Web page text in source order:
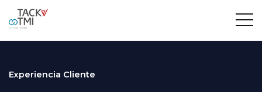
Experiencia Cliente